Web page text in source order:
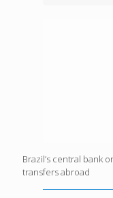
Brazil’s central bank
transfers abroad